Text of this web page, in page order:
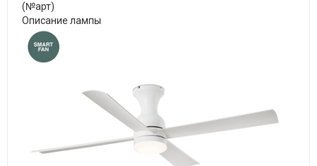
(№арт)
Описание лампы